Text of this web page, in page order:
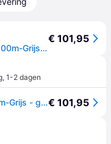
HEAD Lynx Tour Reel Rol Snaren 200m-Grijs - grijs
€ 101,95
, 1-2 dagen
HEAD Lynx Tour Reel Rol Snaren 200m-Grijs - grijs€ 101,95